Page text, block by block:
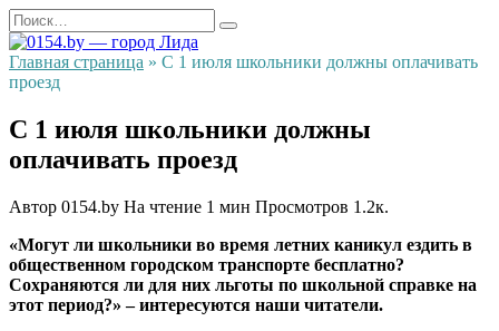
Перейти
к
содержанию
Search
for:
Главная страница » С 1 июля школьники должны оплачивать
проезд
С 1 июля школьники должны
оплачивать проезд
Автор 0154.by На чтение 1 мин Просмотров 1.2к.
«Могут ли школьники во время летних каникул ездить в
общественном городском транспорте бесплатно?
Сохраняются ли для них льготы по школьной справке на
этот период?» – интересуются наши читатели.